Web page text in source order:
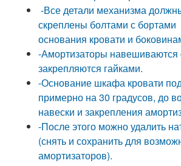
-Все детали механизма
скреплены болтами с бортами
основания кровати и
-Амортизаторы навешиваются
закрепляются гайками.
-Основание шкафа кровати
примерно на 30 градусов, до
навески и закрепления
-После этого можно удалить
(снять и сохранить для
амортизаторов).